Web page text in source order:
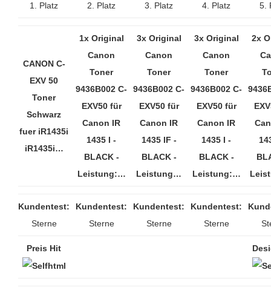
1. Platz 2. Platz 3. Platz 4. Platz 5.
CANON C-
EXV 50
Toner
Schwarz
fuer iR1435i
iR1435i…
1x Original
Canon
Toner
9436B002 C-
EXV50 für
Canon IR
1435 I -
BLACK -
Leistung:…
3x Original
Canon
Toner
9436B002 C-
EXV50 für
Canon IR
1435 IF -
BLACK -
Leistung…
3x Original
Canon
Toner
9436B002 C-
EXV50 für
Canon IR
1435 I -
BLACK -
Leistung:…
2x
Kundentest:
Sterne
Kundentest:
Sterne
Kundentest:
Sterne
Kundentest:
Sterne
Preis Hit